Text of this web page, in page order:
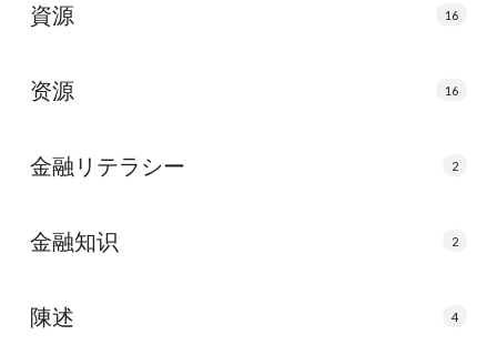
資源 16
资源 16
金融リテラシー 2
金融知识 2
陳述 4